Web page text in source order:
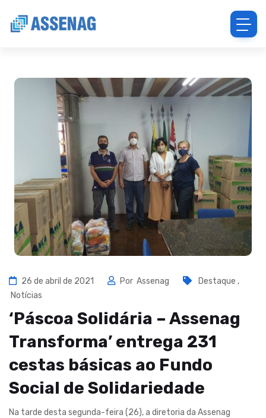
26 de abril de 2021 Por Assenag Destaque ,
Notícias
‘Páscoa Solidária – Assenag
Transforma’ entrega 231
cestas básicas ao Fundo
Social de Solidariedade
Na tarde desta segunda-feira (26), a diretoria da Assenag